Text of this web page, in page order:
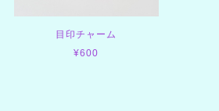
目印チャーム
¥600